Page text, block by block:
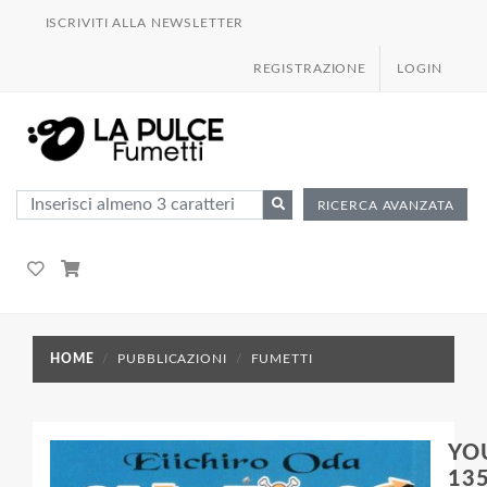
ISCRIVITI ALLA NEWSLETTER
REGISTRAZIONE LOGIN
RICERCA AVANZATA
HOME PUBBLICAZIONI FUMETTI